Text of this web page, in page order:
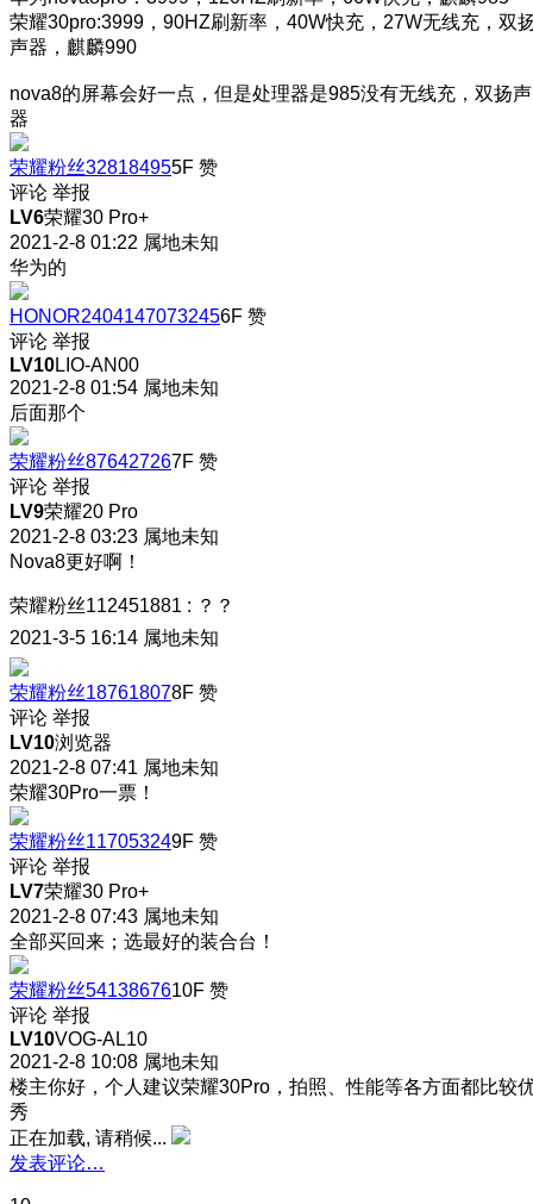
荣耀30pro:3999，90HZ刷新率，40W快充，27W无线充，双
声器，麒麟990
nova8的屏幕会好一点，但是处理器是985没有无线充，双扬声
器
荣耀粉丝328184955F 赞
评论 举报
LV6荣耀30 Pro+
2021-2-8 01:22 属地未知
华为的
HONOR24041470732456F 赞
评论 举报
LV10LIO-AN00
2021-2-8 01:54 属地未知
后面那个
荣耀粉丝876427267F 赞
评论 举报
LV9荣耀20 Pro
2021-2-8 03:23 属地未知
Nova8更好啊！
荣耀粉丝112451881 : ？？
2021-3-5 16:14 属地未知
荣耀粉丝187618078F 赞
评论 举报
LV10浏览器
2021-2-8 07:41 属地未知
荣耀30Pro一票！
荣耀粉丝117053249F 赞
评论 举报
LV7荣耀30 Pro+
2021-2-8 07:43 属地未知
全部买回来；选最好的装合台！
荣耀粉丝5413867610F 赞
评论 举报
LV10VOG-AL10
2021-2-8 10:08 属地未知
楼主你好，个人建议荣耀30Pro，拍照、性能等各方面都比较
秀
正在加载, 请稍候...
发表评论…